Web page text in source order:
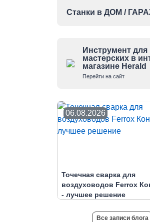
Станки в ДОМ /
Инструмент для
мастерских в
магазине Herald
Перейти на сайт
06.08.2026
Точечная сварка для
воздуховодов Ferrox
- лучшее решение
Все записи блога